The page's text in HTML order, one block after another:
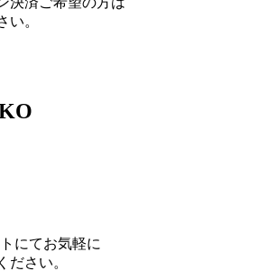
い。
にてお気軽に
ださい。